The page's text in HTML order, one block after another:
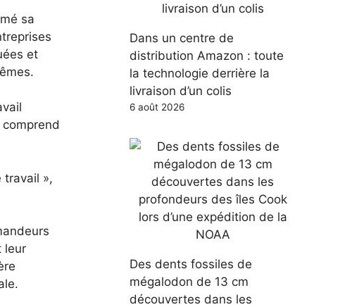
sa
et
travail »,
leur
Dans un centre de
distribution Amazon : toute
la technologie derrière la
livraison d’un colis
6 août 2026
Des dents fossiles de
mégalodon de 13 cm
découvertes dans les